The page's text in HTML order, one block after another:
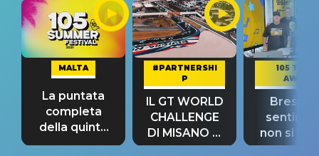
MALTA
La puntata
completa
della quinta
tappa
#PARTNERSHI
P
IL GT WORLD
CHALLENGE
DI MISANO si
riconferma
105 TAKE
AWAY
Bresh:
non si
fino alla